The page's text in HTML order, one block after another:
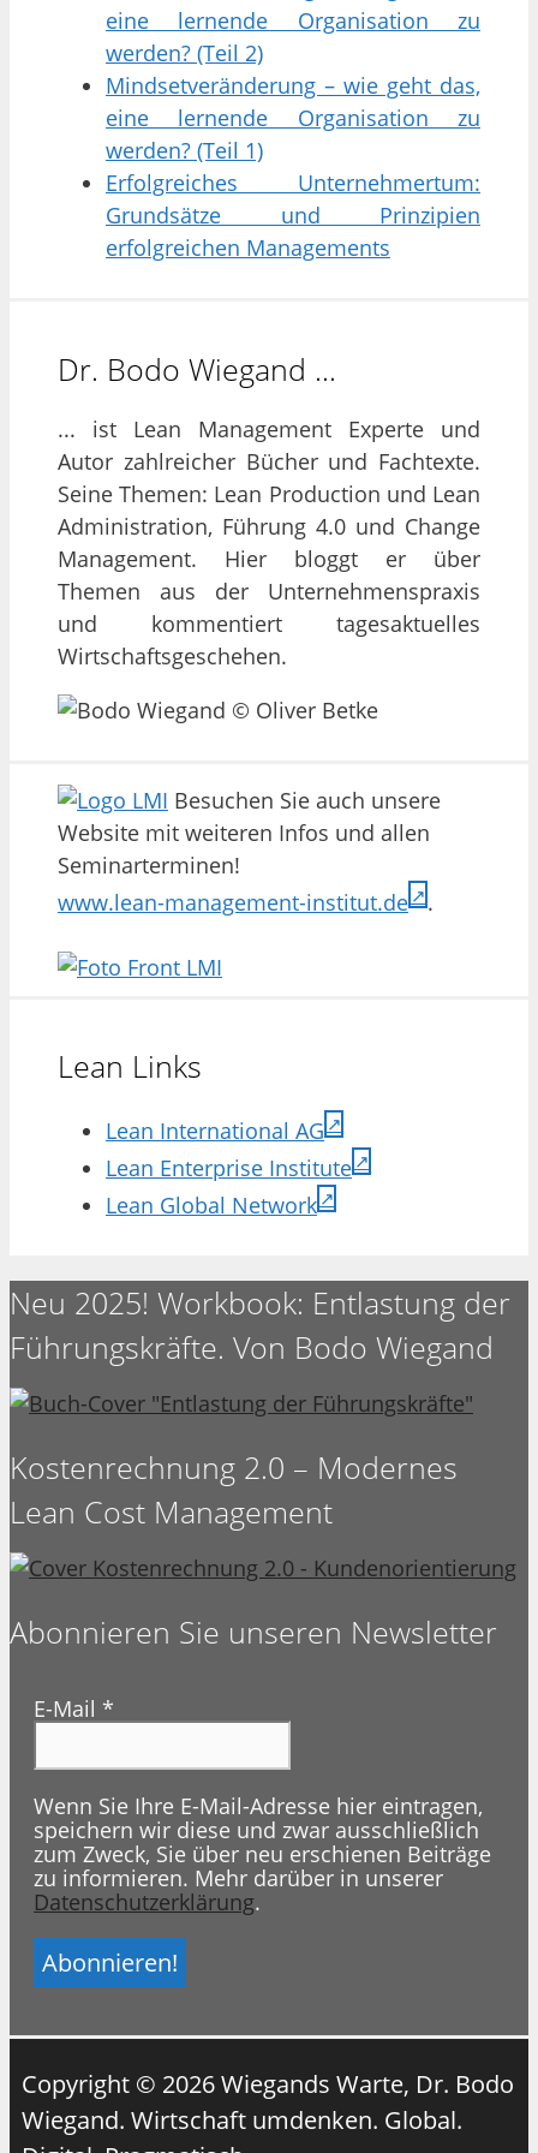
eine lernende Organisation zu
werden? (Teil 2)
Mindsetveränderung – wie geht das,
eine lernende Organisation zu
werden? (Teil 1)
Erfolgreiches Unternehmertum:
Grundsätze und Prinzipien
erfolgreichen Managements
Dr. Bodo Wiegand …
... ist Lean Management Experte und
Autor zahlreicher Bücher und Fachtexte.
Seine Themen: Lean Production und Lean
Administration, Führung 4.0 und Change
Management. Hier bloggt er über
Themen aus der Unternehmenspraxis
und kommentiert tagesaktuelles
Wirtschaftsgeschehen.
Besuchen Sie auch unsere
Website mit weiteren Infos und allen
Seminarterminen!
www.lean-management-institut.de
.
Lean Links
Lean International AG
Lean Enterprise Institute
Lean Global Network
Neu 2025! Workbook: Entlastung der
Führungskräfte. Von Bodo Wiegand
Kostenrechnung 2.0 – Modernes
Lean Cost Management
Abonnieren Sie unseren Newsletter
E-Mail *
Wenn Sie Ihre E-Mail-Adresse hier eintragen,
speichern wir diese und zwar ausschließlich
zum Zweck, Sie über neu erschienen Beiträge
zu informieren. Mehr darüber in unserer
Datenschutzerklärung.
Copyright © 2026 Wiegands Warte, Dr. Bodo
Wiegand. Wirtschaft umdenken. Global.